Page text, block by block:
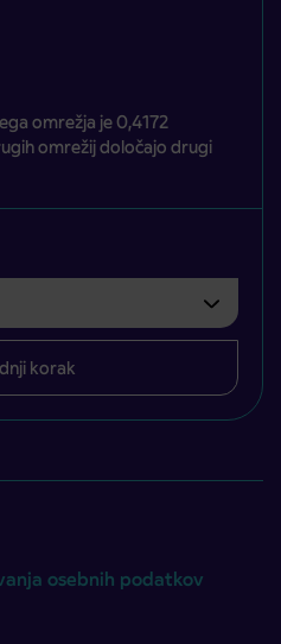
omrežja je 0,4172
omrežij določajo drugi
korak
osebnih podatkov